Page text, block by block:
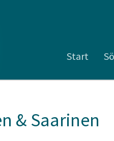
Start
& Saarinen